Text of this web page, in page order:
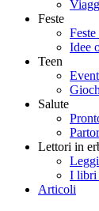
Feste
Idee
Teen
Salute
Lettori in
I libri
Articoli